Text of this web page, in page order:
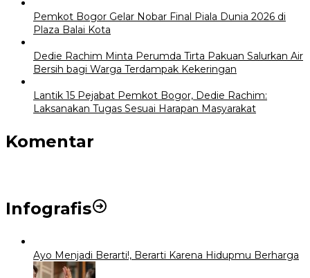
Pemkot Bogor Gelar Nobar Final Piala Dunia 2026 di
Plaza Balai Kota
Dedie Rachim Minta Perumda Tirta Pakuan Salurkan Air
Bersih bagi Warga Terdampak Kekeringan
Lantik 15 Pejabat Pemkot Bogor, Dedie Rachim:
Laksanakan Tugas Sesuai Harapan Masyarakat
Komentar
Infografis
Ayo Menjadi Berarti!, Berarti Karena Hidupmu Berharga